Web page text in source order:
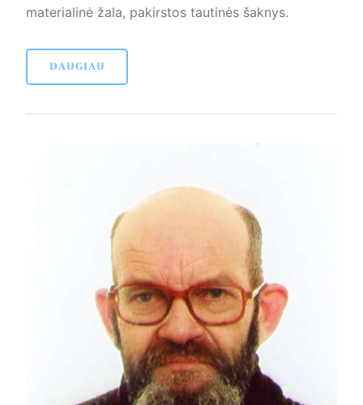
materialinė žala, pakirstos tautinės šaknys.
DAUGIAU